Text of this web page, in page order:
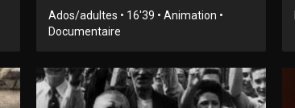
Ados/adultes • 16'39 • Animation •
Documentaire